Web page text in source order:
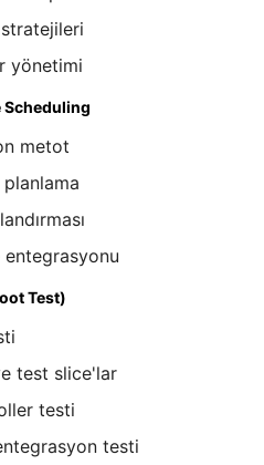
yönetimi
Scheduling
metot
Test)
test slice'lar
testi
testi